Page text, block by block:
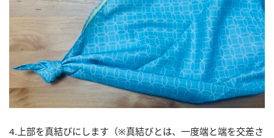
4.上部を真結びにします（※真結びとは、一度端と端を交差さ